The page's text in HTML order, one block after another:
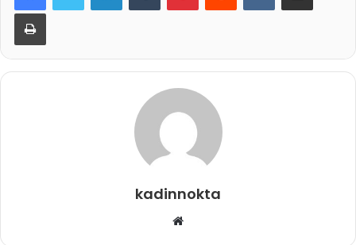
Yazdır
kadinnokta
Web